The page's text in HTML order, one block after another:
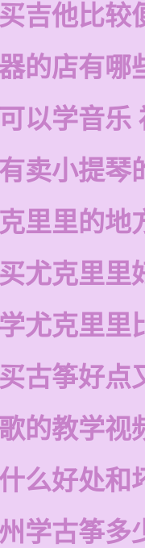
吉他比较
的店有哪
以学音乐
卖小提琴
里里的地
尤克里里
尤克里里
古筝好点
的教学视
么好处和
学古筝多